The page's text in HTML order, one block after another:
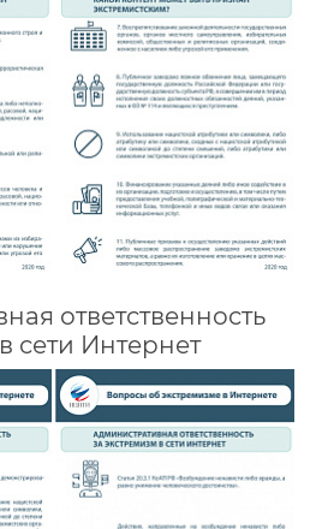
ответственность
сети Интернет